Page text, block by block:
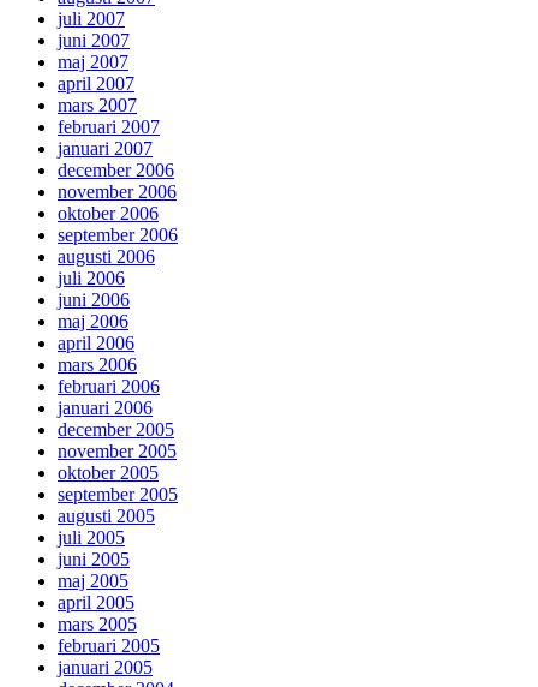
juli 2007
juni 2007
maj 2007
april 2007
mars 2007
februari 2007
januari 2007
december 2006
november 2006
oktober 2006
september 2006
augusti 2006
juli 2006
juni 2006
maj 2006
april 2006
mars 2006
februari 2006
januari 2006
december 2005
november 2005
oktober 2005
september 2005
augusti 2005
juli 2005
juni 2005
maj 2005
april 2005
mars 2005
februari 2005
januari 2005